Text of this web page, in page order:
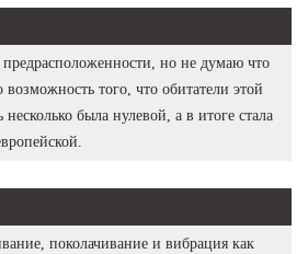
но не думаю что
того, что обитатели этой
была нулевой, а в итоге стала
поколачивание и вибрация как